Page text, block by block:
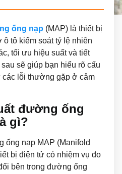
ống nạp (MAP) là thiết bị
tô kiểm soát tỷ lệ nhiên
tối ưu hiệu suất và tiết
sẽ giúp bạn hiểu rõ cấu
các lỗi thường gặp ở cảm
đường ống
gì?
ống nạp MAP (Manifold
bị điện tử có nhiệm vụ đo
bên trong đường ống